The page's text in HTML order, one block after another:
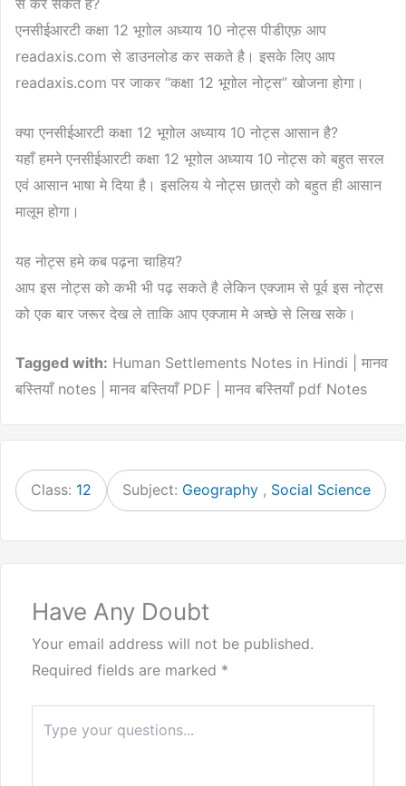
से कर सकते है?
एनसीईआरटी कक्षा 12 भूगोल अध्याय 10 नोट्स पीडीएफ़ आप
readaxis.com से डाउनलोड कर सकते है। इसके लिए आप
readaxis.com पर जाकर “कक्षा 12 भूगोल नोट्स” खोजना होगा।
क्या एनसीईआरटी कक्षा 12 भूगोल अध्याय 10 नोट्स आसान है?
यहाँ हमने एनसीईआरटी कक्षा 12 भूगोल अध्याय 10 नोट्स को बहुत सरल
एवं आसान भाषा मे दिया है। इसलिय ये नोट्स छात्रो को बहुत ही आसान
मालूम होगा।
यह नोट्स हमे कब पढ़ना चाहिय?
आप इस नोट्स को कभी भी पढ़ सकते है लेकिन एक्जाम से पूर्व इस नोट्स
को एक बार जरूर देख ले ताकि आप एक्जाम मे अच्छे से लिख सके।
Tagged with: Human Settlements Notes in Hindi | मानव
बस्तियाँ notes | मानव बस्तियाँ PDF | मानव बस्तियाँ pdf Notes
Class: 12 Subject: Geography , Social Science
Have Any Doubt
Your email address will not be published.
Required fields are marked *
here..